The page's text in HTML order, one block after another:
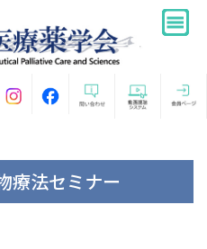
療法セミナー